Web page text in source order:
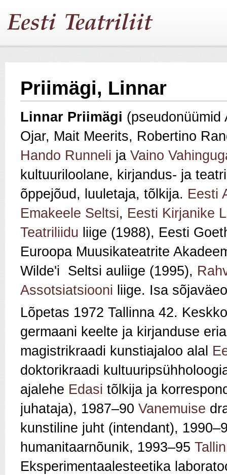
Priimägi, Linnar
Linnar Priimägi (pseudonüümid
Ojar, Mait Meerits, Robertino
Hando Runneli ja Vaino
kultuuriloolane, kirjandus‑ ja
õppejõud, luuletaja, tõlkija. Eesti
Emakeele Seltsi, Eesti Kirjanike
Teatriliidu liige (1988), Eesti
Euroopa Muusikateatrite
Wilde'i Seltsi auliige (1995),
Assotsiatsiooni liige. Isa
Lõpetas 1972 Tallinna 42.
germaani keelte ja kirjanduse
magistrikraadi kunstiajaloo alal
doktorikraadi
ajalehe Edasi tõlkija ja
juhataja), 1987–90 Vanemuise
kunstiline juht (intendant),
humanitaarnõunik, 1993–95
Eksperimentaalesteetika